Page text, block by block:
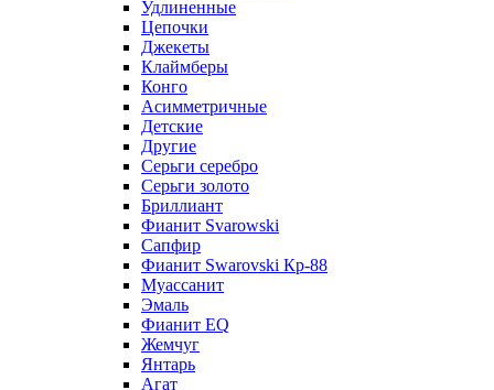
Удлиненные
Цепочки
Джекеты
Клаймберы
Конго
Асимметричные
Детские
Другие
Серьги серебро
Серьги золото
Бриллиант
Фианит Svarowski
Сапфир
Фианит Swarovski Кр-88
Муассанит
Эмаль
Фианит EQ
Жемчуг
Янтарь
Агат